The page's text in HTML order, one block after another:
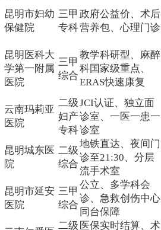
昆明市妇幼
保健院
三甲
专科
政府公益价、术后
营养包、心理门诊
昆明医科大
学第一附属
医院
三甲
综合
教学科研型、麻醉
科国家级重点、
ERAS快速康复
云南玛莉亚
医院
二级
妇产
专科
JCI认证、独立面
诊室、一医一患一
诊室
昆明城东医
院
二级
综合
地铁直达、夜间门
诊至21:30、分层
流手术室
昆明市延安
医院
三甲
综合
公立、多学科会
诊、急救创伤中心
同台保障
二级 医保实时结算、术